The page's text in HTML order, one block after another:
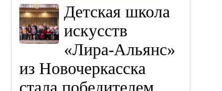
Детская школа
искусств
«Лира‑Альянс»
из Новочеркасска
стала победителем